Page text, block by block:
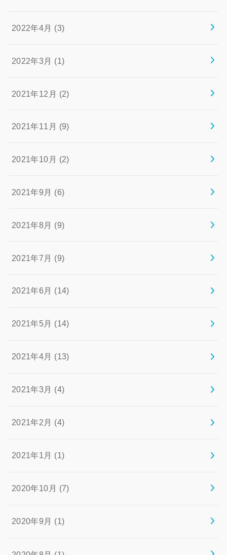
2022年4月 (3)
2022年3月 (1)
2021年12月 (2)
2021年11月 (9)
2021年10月 (2)
2021年9月 (6)
2021年8月 (9)
2021年7月 (9)
2021年6月 (14)
2021年5月 (14)
2021年4月 (13)
2021年3月 (4)
2021年2月 (4)
2021年1月 (1)
2020年10月 (7)
2020年9月 (1)